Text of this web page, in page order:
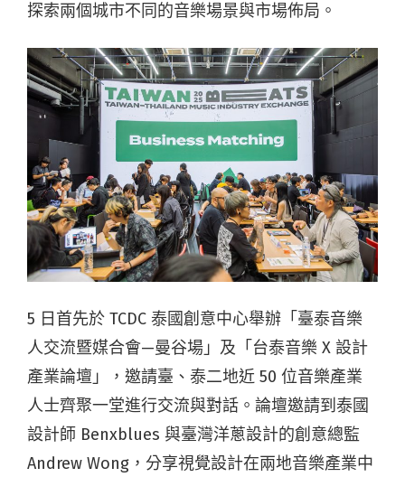
探索兩個城市不同的音樂場景與市場佈局。
5 日首先於 TCDC 泰國創意中心舉辦「臺泰音樂
人交流暨媒合會—曼谷場」及「台泰音樂 X 設計
產業論壇」，邀請臺、泰二地近 50 位音樂產業
人士齊聚一堂進行交流與對話。論壇邀請到泰國
設計師 Benxblues 與臺灣洋蔥設計的創意總監
Andrew Wong，分享視覺設計在兩地音樂產業中